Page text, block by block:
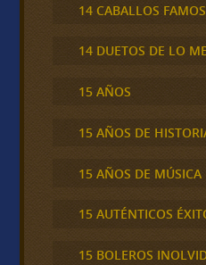
14 CABALLOS
14 DUETOS DE LO
15 AÑOS
15 AÑOS DE
15 AÑOS DE MÚSICA
15 AUTÉNTICOS
15 BOLEROS